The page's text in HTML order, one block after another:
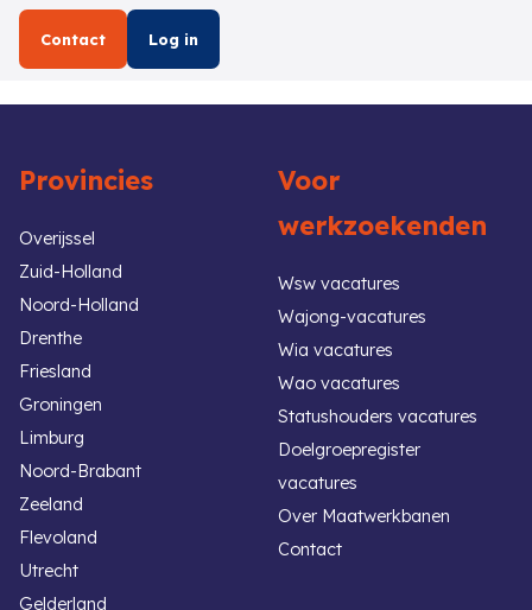
Contact Log in
Provincies
Overijssel
Zuid-Holland
Noord-Holland
Drenthe
Friesland
Groningen
Limburg
Noord-Brabant
Zeeland
Flevoland
Utrecht
Gelderland
Voor
werkzoekenden
Wsw vacatures
Wajong-vacatures
Wia vacatures
Wao vacatures
Statushouders vacatures
Doelgroepregister
vacatures
Over Maatwerkbanen
Contact